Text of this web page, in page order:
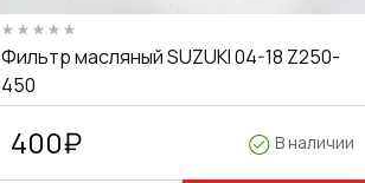
Фильтр масляный SUZUKI 04-18 Z250-
450
400₽ В наличии